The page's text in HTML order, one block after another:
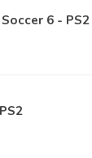
6 - PS2